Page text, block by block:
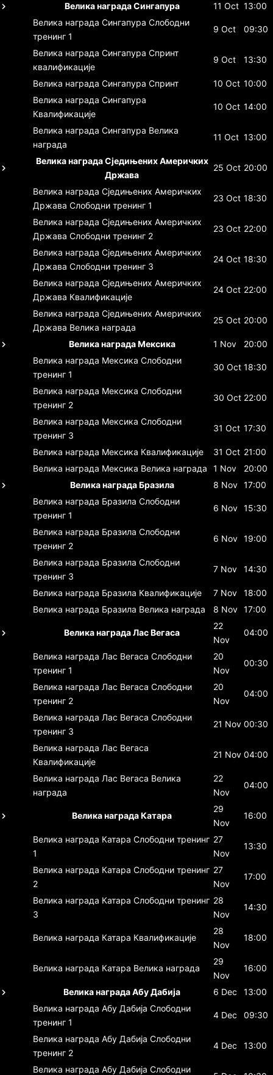
Велика награда Сингапура 11 Oct 13:00
Велика награда Сингапура Слободни
тренинг 1
9 Oct 09:30
Велика награда Сингапура Спринт
квалификације
9 Oct 13:30
Велика награда Сингапура Спринт 10 Oct 10:00
Велика награда Сингапура
Квалификације
10 Oct 14:00
Велика награда Сингапура Велика
награда
11 Oct 13:00
Велика награда Сједињених Америчких
Држава
25 Oct 20:00
Велика награда Сједињених Америчких
Држава Слободни тренинг 1
23 Oct 18:30
Велика награда Сједињених Америчких
Држава Слободни тренинг 2
23 Oct 22:00
Велика награда Сједињених Америчких
Држава Слободни тренинг 3
24 Oct 18:30
Велика награда Сједињених Америчких
Држава Квалификације
24 Oct 22:00
Велика награда Сједињених Америчких
Држава Велика награда
25 Oct 20:00
Велика награда Мексика 1 Nov
20:00
Велика награда Мексика Слободни
тренинг 1
30 Oct 18:30
Велика награда Мексика Слободни
тренинг 2
30 Oct 22:00
Велика награда Мексика Слободни
тренинг 3
31 Oct 17:30
Велика награда Мексика Квалификације 31 Oct 21:00
Велика награда Мексика Велика награда 1 Nov
20:00
Велика награда Бразила
8 Nov 17:00
Велика награда Бразила Слободни
тренинг 1
6 Nov 15:30
Велика награда Бразила Слободни
тренинг 2
6 Nov 19:00
Велика награда Бразила Слободни
тренинг 3
7 Nov 14:30
Велика награда Бразила Квалификације 7 Nov
18:00
Велика награда Бразила Велика награда 8 Nov 17:00
Велика награда Лас Вегаса
22
Nov
04:00
Велика награда Лас Вегаса Слободни
тренинг 1
20
Nov
00:30
Велика награда Лас Вегаса Слободни
тренинг 2
20
Nov
04:00
Велика награда Лас Вегаса Слободни
тренинг 3
21 Nov 00:30
Велика награда Лас Вегаса
Квалификације
21 Nov 04:00
Велика награда Лас Вегаса Велика
награда
22
Nov
04:00
Велика награда Катара
29
Nov
16:00
Велика награда Катара Слободни тренинг
1
27
Nov
13:30
Велика награда Катара Слободни тренинг
2
27
Nov
17:00
Велика награда Катара Слободни тренинг
3
28
Nov
14:30
Велика награда Катара Квалификације
28
Nov
18:00
Велика награда Катара Велика награда
29
Nov
16:00
Велика награда Абу Дабија 6 Dec
13:00
Велика награда Абу Дабија Слободни
тренинг 1
4 Dec 09:30
Велика награда Абу Дабија Слободни
тренинг 2
4 Dec 13:00
Велика награда Абу Дабија Слободни